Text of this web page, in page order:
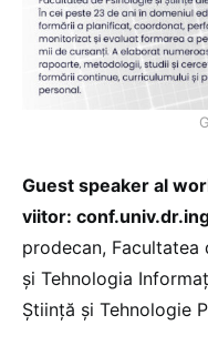
Guest speaker al
viitor:
prodecan, Facultatea
și Tehnologia
Știință și Tehnologie